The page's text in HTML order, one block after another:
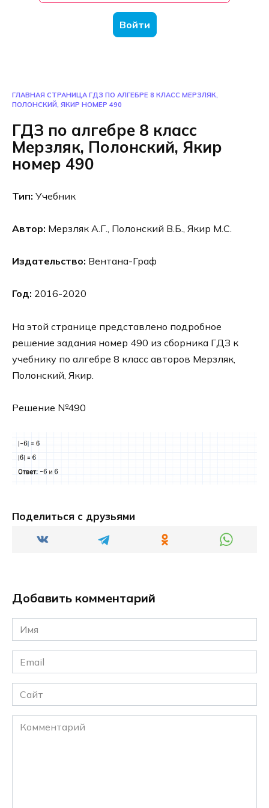
Войти
ГЛАВНАЯ СТРАНИЦА ГДЗ ПО АЛГЕБРЕ 8 КЛАСС МЕРЗЛЯК,
ПОЛОНСКИЙ, ЯКИР НОМЕР 490
ГДЗ по алгебре 8 класс
Мерзляк, Полонский, Якир
номер 490
Тип: Учебник
Автор: Мерзляк А.Г., Полонский В.Б., Якир М.С.
Издательство: Вентана-Граф
Год: 2016-2020
На этой странице представлено подробное
решение задания номер 490 из сборника ГДЗ к
учебнику по алгебре 8 класс авторов Мерзляк,
Полонский, Якир.
Решение №490
Поделиться с друзьями
Добавить комментарий
Имя
*
Email
*
Сайт
Комментарий